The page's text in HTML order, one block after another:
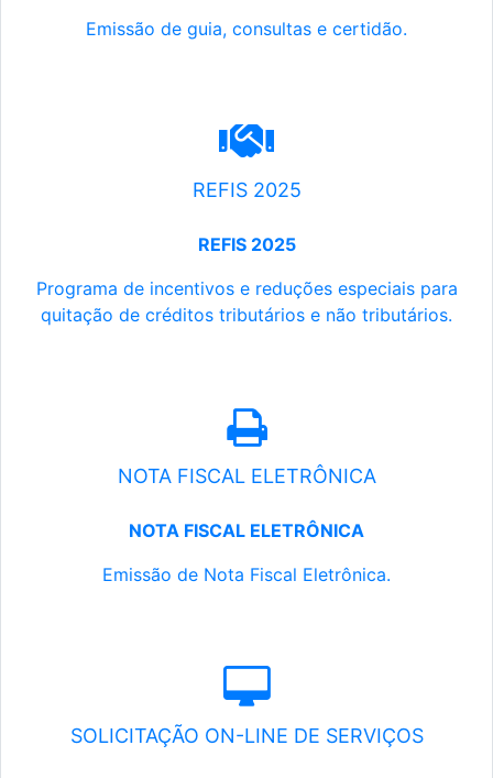
Emissão de guia, consultas e certidão.
REFIS 2025
REFIS 2025
Programa de incentivos e reduções especiais para
quitação de créditos tributários e não tributários.
NOTA FISCAL ELETRÔNICA
NOTA FISCAL ELETRÔNICA
Emissão de Nota Fiscal Eletrônica.
SOLICITAÇÃO ON-LINE DE SERVIÇOS